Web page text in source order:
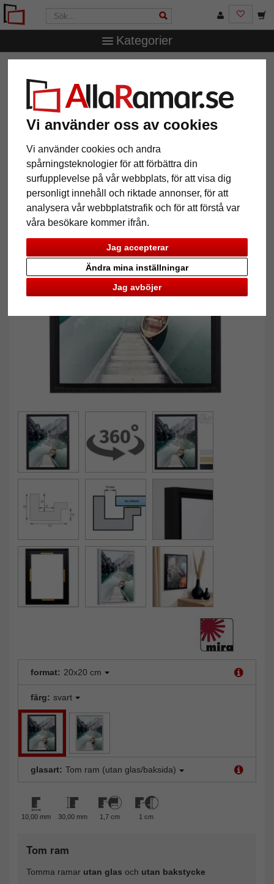
Vi använder oss av cookies
Vi använder cookies och andra
spårningsteknologier för att förbättra din
surfupplevelse på vår webbplats, för att visa dig
personligt innehåll och riktade annonser, för att
analysera vår webbplatstrafik och för att förstå var
våra besökare kommer ifrån.
Jag accepterar
Jag avböjer
Ändra mina inställningar
Kategorier
akryl, Dibond aluminiumskiva eller skumskiva
Skuggram för bilder på akryl,
Dibond aluminiumskiva eller
skumskiva
format: 20x20 cm
färg: svart
glasart: Tom ram (utan glas/baksida)
10,00 mm 30,00 mm 1,7 cm 1 cm
Tom ram
Tomma ramar utan glas och utan bakstycke